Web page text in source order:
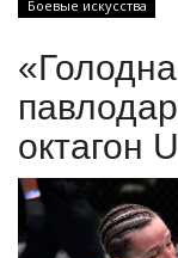
ПАВЛОДАРСКАЯ
КАЗАХСТАН
МИР
Боевые искусства
октагон